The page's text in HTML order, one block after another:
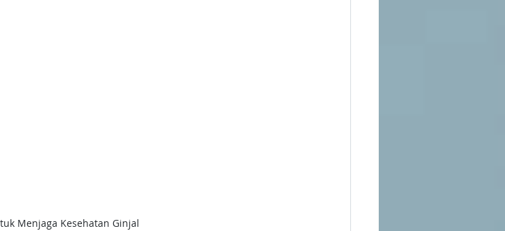
Menjaga Kesehatan Ginjal